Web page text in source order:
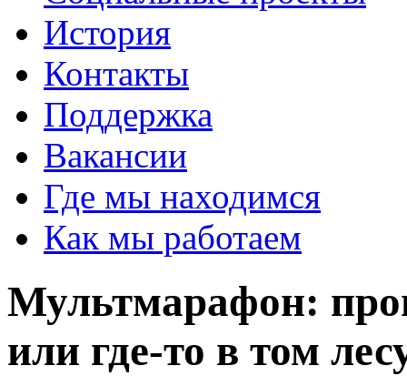
История
Контакты
Поддержка
Вакансии
Где мы находимся
Как мы работаем
Мультмарафон:
или где-то в том